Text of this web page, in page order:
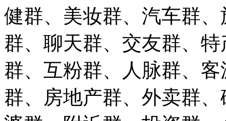
健群、美妆群、汽车群
群、聊天群、交友群、
群、互粉群、人脉群、
群、房地产群、外卖群